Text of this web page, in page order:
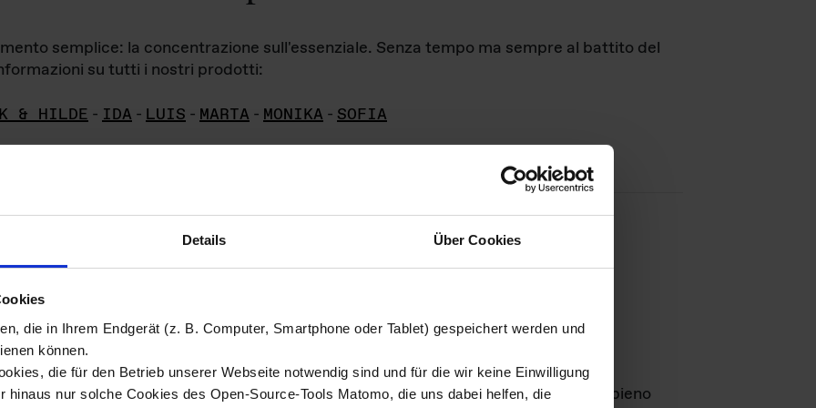
Details Über Cookies
die in Ihrem Endgerät (z. B. Computer, Smartphone oder Tablet) gespeichert werden und
können.
die für den Betrieb unserer Webseite notwendig sind und für die wir keine Einwilligung
hinaus nur solche Cookies des Open-Source-Tools Matomo, die uns dabei helfen, die
semplice: la concentrazione sull'essenziale. Senza tempo ma sempre al battito del
su tutti i nostri prodotti:
& HILDE - IDA - LUIS - MARTA - MONIKA - SOFIA
di immagini
materiale fotografico sono detenuti daDas ganze LebenGmbH e rimangono in pieno